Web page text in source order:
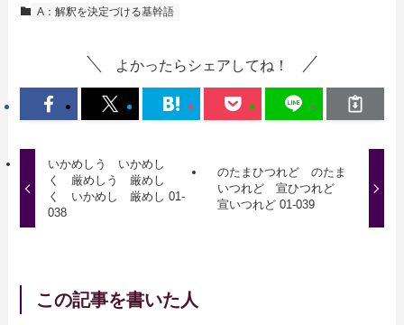
A：解釈を決定づける基幹語
よかったらシェアしてね！
いかめしう いかめし
く 厳めしう 厳めし
く いかめし 厳めし 01-
038
のたまひつれど のたま
いつれど 宣ひつれど
宣いつれど 01-039
この記事を書いた人